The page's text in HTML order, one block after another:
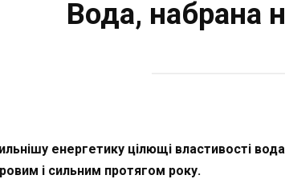
Вода, набрана
енергетику цілющі властивості
і сильним протягом року.